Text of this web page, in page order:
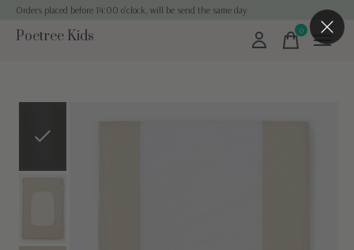
Orders placed before 14:00 o'clock, will be send the same day
Poetree Kids 0items